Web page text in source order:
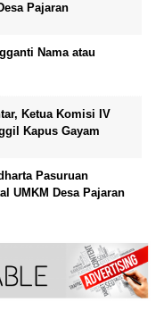
Pajaran
Nama atau
Ketua Komisi IV
Kapus Gayam
Pasuruan
UMKM Desa Pajaran